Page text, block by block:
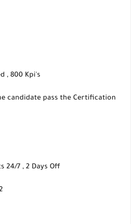
, 800 Kpi's
candidate pass the Certification
24/7 , 2 Days Off